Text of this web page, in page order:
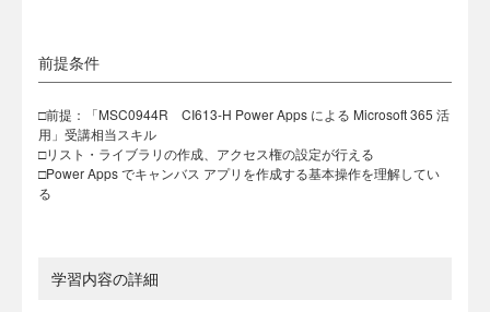
前提条件
□前提：「MSC0944R CI613-H Power Apps による Microsoft 365 活
用」受講相当スキル
□リスト・ライブラリの作成、アクセス権の設定が行える
□Power Apps でキャンバス アプリを作成する基本操作を理解してい
る
学習内容の詳細